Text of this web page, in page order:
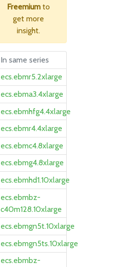
Freemium to
get more
insight.
In same series
ecs.ebmr5.2xlarge
ecs.ebma3.4xlarge
ecs.ebmhfg4.4xlarge
ecs.ebmr4.4xlarge
ecs.ebmc4.8xlarge
ecs.ebmg4.8xlarge
ecs.ebmhd1.10xlarge
ecs.ebmbz-
c40m128.10xlarge
ecs.ebmgn5t.10xlarge
ecs.ebmgn5ts.10xlarge
ecs.ebmbz-